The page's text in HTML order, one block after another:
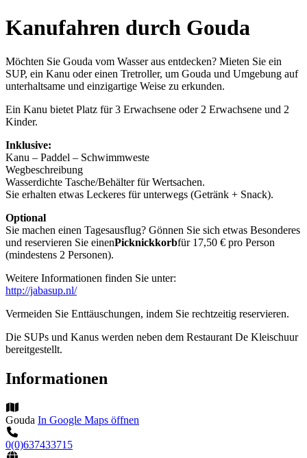
Kanufahren durch Gouda
Möchten Sie Gouda vom Wasser aus entdecken? Mieten Sie ein
SUP, ein Kanu oder einen Tretroller, um Gouda und Umgebung auf
unterhaltsame und einzigartige Weise zu erkunden.
Ein Kanu bietet Platz für 3 Erwachsene oder 2 Erwachsene und 2
Kinder.
Inklusive:
Kanu – Paddel – Schwimmweste
Wegbeschreibung
Wasserdichte Tasche/Behälter für Wertsachen.
Sie erhalten etwas Leckeres für unterwegs (Getränk + Snack).
Optional
Sie machen einen Tagesausflug? Gönnen Sie sich etwas Besonderes
und reservieren Sie einenPicknickkorbfür 17,50 € pro Person
(mindestens 2 Personen).
Weitere Informationen finden Sie unter:
http://jabasup.nl/
Vermeiden Sie Enttäuschungen, indem Sie rechtzeitig reservieren.
Die SUPs und Kanus werden neben dem Restaurant De Kleischuur
bereitgestellt.
Informationen
Gouda In Google Maps öffnen
0(0)637433715